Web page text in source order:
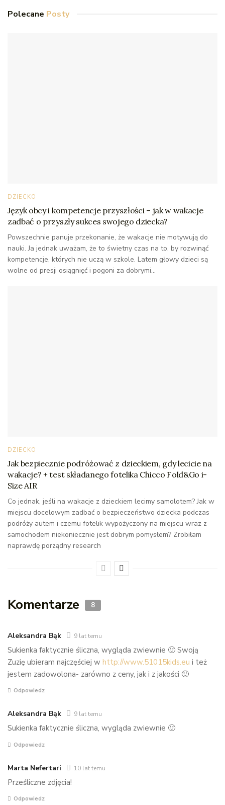
Polecane Posty
DZIECKO
Język obcy i kompetencje przyszłości – jak w wakacje
zadbać o przyszły sukces swojego dziecka?
Powszechnie panuje przekonanie, że wakacje nie motywują do
nauki. Ja jednak uważam, że to świetny czas na to, by rozwinąć
kompetencje, których nie uczą w szkole. Latem głowy dzieci są
wolne od presji osiągnięć i pogoni za dobrymi...
DZIECKO
Jak bezpiecznie podróżować z dzieckiem, gdy lecicie na
wakacje? + test składanego fotelika Chicco Fold&Go i-
Size AIR
Co jednak, jeśli na wakacje z dzieckiem lecimy samolotem? Jak w
miejscu docelowym zadbać o bezpieczeństwo dziecka podczas
podróży autem i czemu fotelik wypożyczony na miejscu wraz z
samochodem niekoniecznie jest dobrym pomysłem? Zrobiłam
naprawdę porządny research
Komentarze 8
Aleksandra Bąk 9 lat temu
Sukienka faktycznie śliczna, wygląda zwiewnie 🙂 Swoją
Zuzię ubieram najczęściej w http://www.51015kids.eu i też
jestem zadowolona- zarówno z ceny, jak i z jakości 🙂
Odpowiedz
Aleksandra Bąk 9 lat temu
Sukienka faktycznie śliczna, wygląda zwiewnie 🙂
Odpowiedz
Marta Nefertari 10 lat temu
Prześliczne zdjęcia!
Odpowiedz